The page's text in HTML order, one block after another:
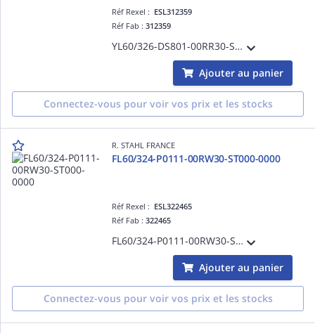
Réf Rexel : ESL312359
Réf Fab :312359
YL60/326-DS801-00RR30-ST000-0000
Ajouter au panier
Connectez-vous pour voir vos prix et les stocks
R. STAHL FRANCE
FL60/324-P0111-00RW30-ST000-0000
Réf Rexel : ESL322465
Réf Fab :322465
FL60/324-P0111-00RW30-ST000-0000
Ajouter au panier
Connectez-vous pour voir vos prix et les stocks